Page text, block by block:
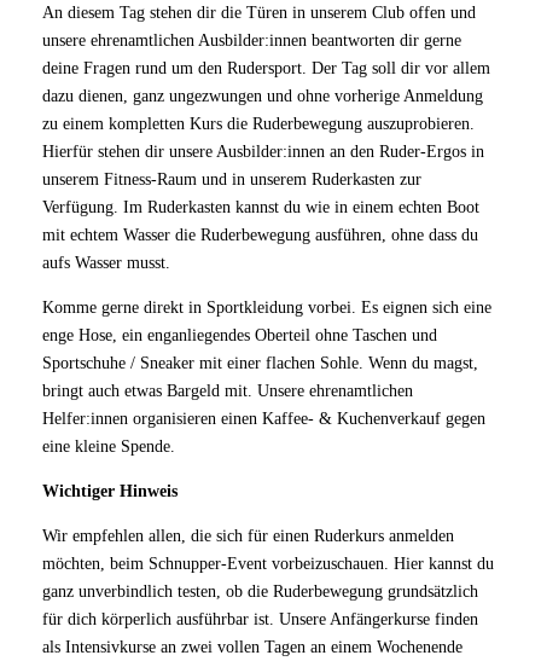
An diesem Tag stehen dir die Türen in unserem Club offen und
unsere ehrenamtlichen Ausbilder:innen beantworten dir gerne
deine Fragen rund um den Rudersport. Der Tag soll dir vor allem
dazu dienen, ganz ungezwungen und ohne vorherige Anmeldung
zu einem kompletten Kurs die Ruderbewegung auszuprobieren.
Hierfür stehen dir unsere Ausbilder:innen an den Ruder-Ergos in
unserem Fitness-Raum und in unserem Ruderkasten zur
Verfügung. Im Ruderkasten kannst du wie in einem echten Boot
mit echtem Wasser die Ruderbewegung ausführen, ohne dass du
aufs Wasser musst.
Komme gerne direkt in Sportkleidung vorbei. Es eignen sich eine
enge Hose, ein enganliegendes Oberteil ohne Taschen und
Sportschuhe / Sneaker mit einer flachen Sohle. Wenn du magst,
bringt auch etwas Bargeld mit. Unsere ehrenamtlichen
Helfer:innen organisieren einen Kaffee- & Kuchenverkauf gegen
eine kleine Spende.
Wichtiger Hinweis
Wir empfehlen allen, die sich für einen Ruderkurs anmelden
möchten, beim Schnupper-Event vorbeizuschauen. Hier kannst du
ganz unverbindlich testen, ob die Ruderbewegung grundsätzlich
für dich körperlich ausführbar ist. Unsere Anfängerkurse finden
als Intensivkurse an zwei vollen Tagen an einem Wochenende